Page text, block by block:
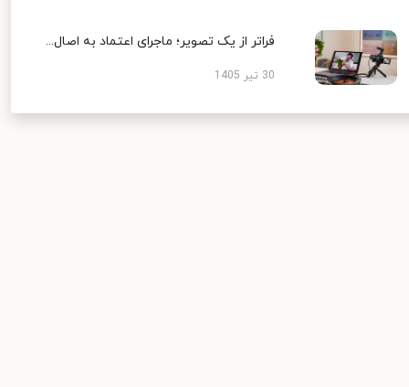
فراتر از یک تصویر؛ ماجرای اعتماد به اصال...
30 تیر 1405